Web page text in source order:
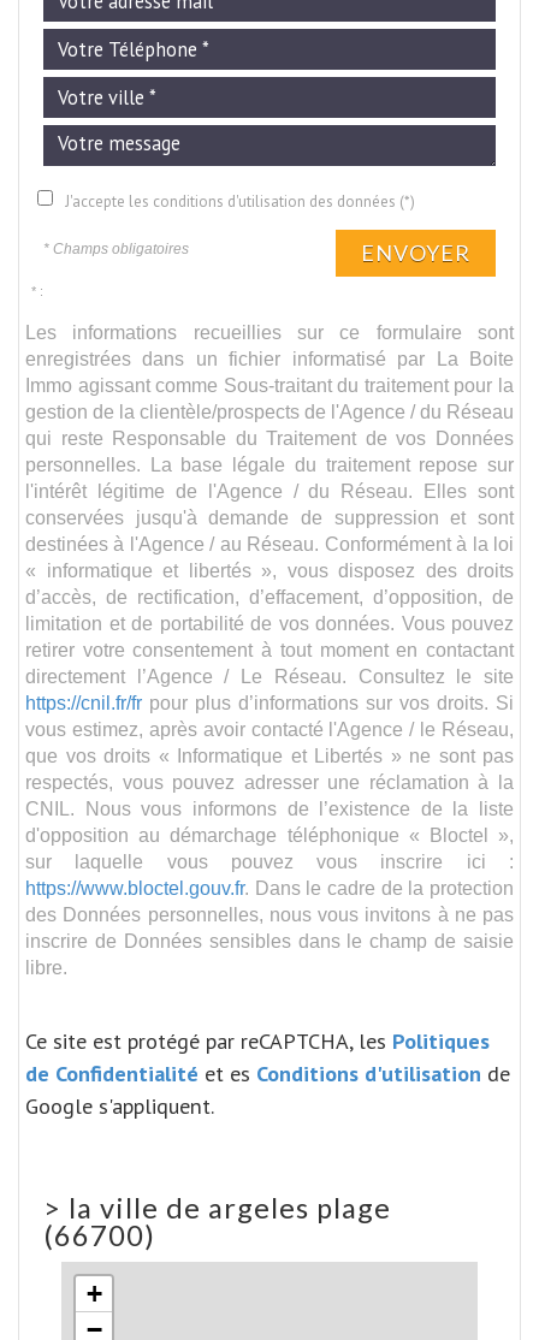
J'accepte les conditions d'utilisation des données (*)
* Champs obligatoires ENVOYER
* :
Les informations recueillies sur ce formulaire sont
enregistrées dans un fichier informatisé par La Boite
Immo agissant comme Sous-traitant du traitement pour la
gestion de la clientèle/prospects de l'Agence / du Réseau
qui reste Responsable du Traitement de vos Données
personnelles. La base légale du traitement repose sur
l'intérêt légitime de l'Agence / du Réseau. Elles sont
conservées jusqu'à demande de suppression et sont
destinées à l'Agence / au Réseau. Conformément à la loi
« informatique et libertés », vous disposez des droits
d’accès, de rectification, d’effacement, d’opposition, de
limitation et de portabilité de vos données. Vous pouvez
retirer votre consentement à tout moment en contactant
directement l’Agence / Le Réseau. Consultez le site
https://cnil.fr/fr pour plus d’informations sur vos droits. Si
vous estimez, après avoir contacté l'Agence / le Réseau,
que vos droits « Informatique et Libertés » ne sont pas
respectés, vous pouvez adresser une réclamation à la
CNIL. Nous vous informons de l’existence de la liste
d'opposition au démarchage téléphonique « Bloctel »,
sur laquelle vous pouvez vous inscrire ici :
https://www.bloctel.gouv.fr. Dans le cadre de la protection
des Données personnelles, nous vous invitons à ne pas
inscrire de Données sensibles dans le champ de saisie
libre.
Ce site est protégé par reCAPTCHA, les Politiques
de Confidentialité et es Conditions d'utilisation de
Google s'appliquent.
> la ville de argeles plage
(66700)
+
−